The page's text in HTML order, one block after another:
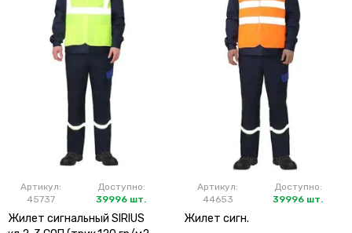
Артикул:
45737
Доступно:
39996 шт.
Жилет сигнальный SIRIUS
Артикул:
44653
Доступно:
39996 шт.
Жилет сигн.